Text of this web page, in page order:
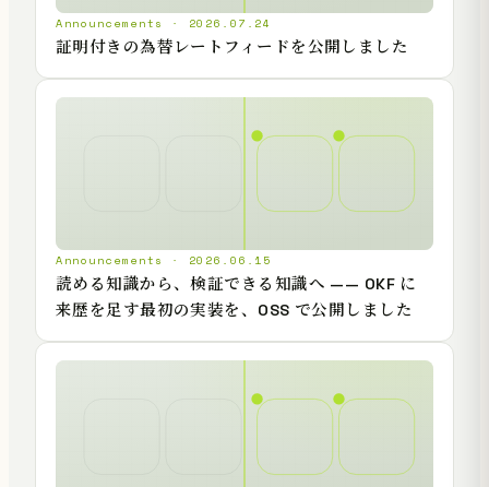
Announcements · 2026.07.24
証明付きの為替レートフィードを公開しました
Announcements · 2026.06.15
読める知識から、検証できる知識へ —— OKF に
来歴を足す最初の実装を、OSS で公開しました